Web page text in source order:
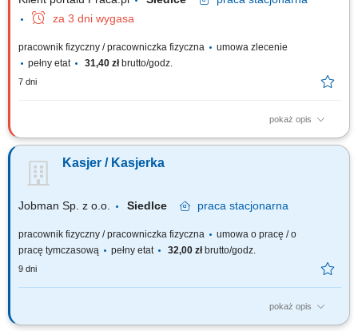
za 3 dni wygasa
pracownik fizyczny / pracowniczka fizyczna
umowa zlecenie
pełny etat
31,40 złbrutto/godz.
7 dni
pokaż opis
profesjonalna obsługa klientów zgodnie ze standardami sklepu; obsługa
towarów na sali sprzedaży; kontrola terminów ważności produktów; praca
w systemie zmianowym (2 zmiany) utrzymanie porządku w miejscu pracy;
Kasjer / Kasjerka
Jobman Sp. z o.o. Siedlce praca stacjonarna
pracownik fizyczny / pracowniczka fizyczna
umowa o pracę / o
pracę tymczasową
pełny etat 32,00 złbrutto/godz.
9 dni
pokaż opis
Buduj z nami swoją kariere! Poszukiwany Kasjer/Kasjerka - Sklep